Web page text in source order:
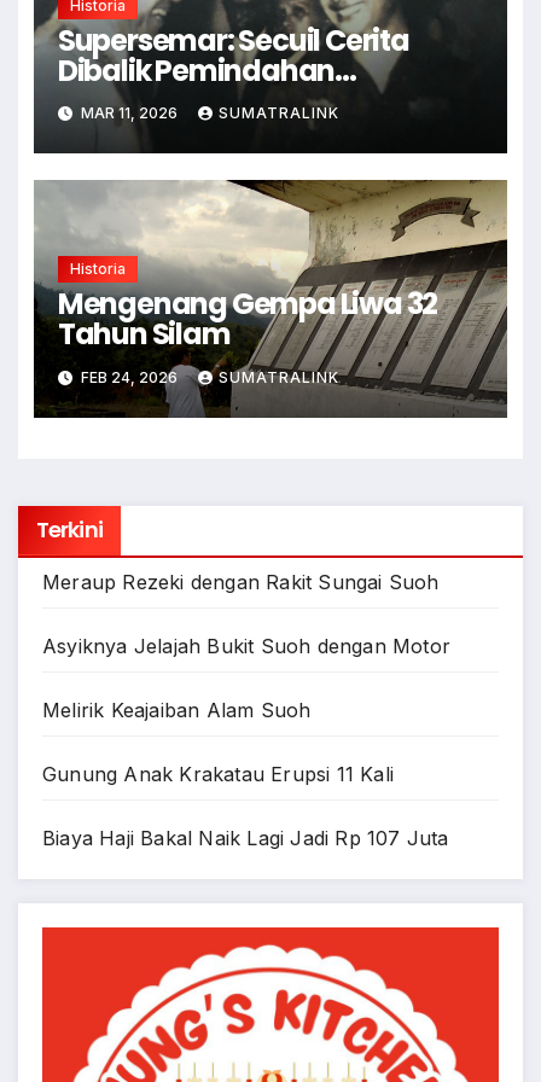
Historia
Supersemar: Secuil Cerita
Dibalik Pemindahan
Kekuasaan
MAR 11, 2026 SUMATRALINK
Historia
Mengenang Gempa Liwa 32
Tahun Silam
FEB 24, 2026 SUMATRALINK
Terkini
Meraup Rezeki dengan Rakit Sungai Suoh
Asyiknya Jelajah Bukit Suoh dengan Motor
Melirik Keajaiban Alam Suoh
Gunung Anak Krakatau Erupsi 11 Kali
Biaya Haji Bakal Naik Lagi Jadi Rp 107 Juta